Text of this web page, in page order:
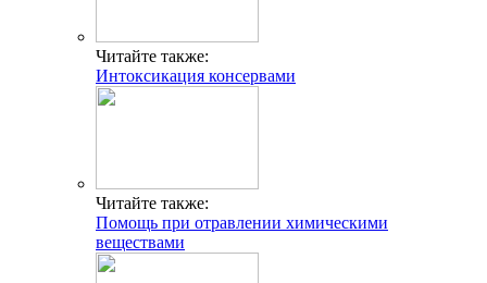
Читайте также:
Интоксикация консервами
Читайте также:
Помощь при отравлении химическими
веществами